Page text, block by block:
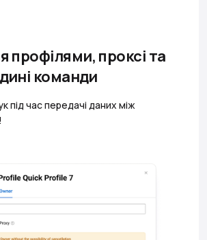
профілями, проксі та
команди
під час передачі даних між